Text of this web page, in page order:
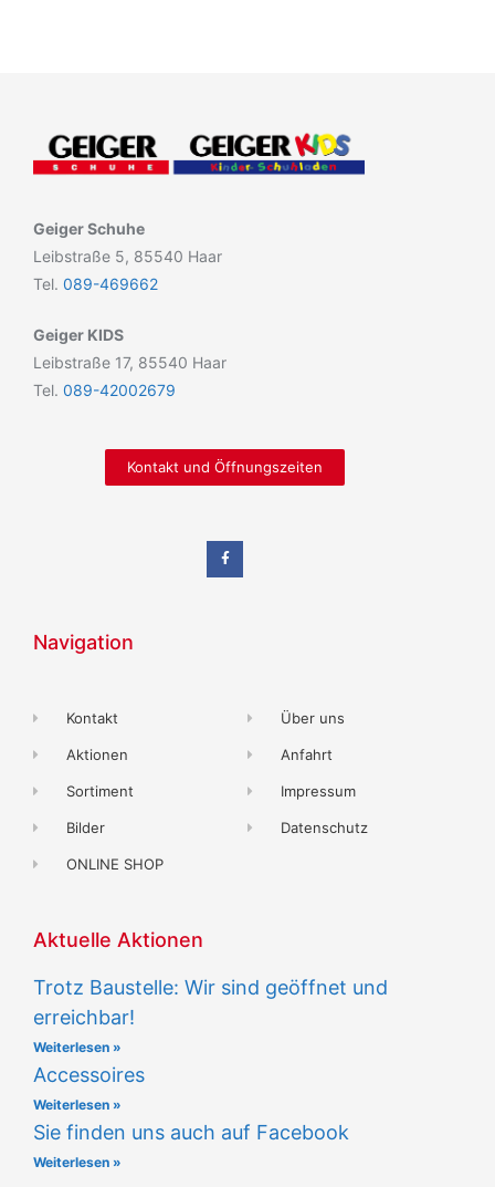
Geiger Schuhe
Leibstraße 5, 85540 Haar
Tel. 089-469662
Geiger KIDS
Leibstraße 17, 85540 Haar
Tel. 089-42002679
Kontakt und Öffnungszeiten
Navigation
Kontakt
Aktionen
Sortiment
Bilder
ONLINE SHOP
Über uns
Anfahrt
Impressum
Datenschutz
Aktuelle Aktionen
Trotz Baustelle: Wir sind geöffnet und
erreichbar!
Weiterlesen »
Accessoires
Weiterlesen »
Sie finden uns auch auf Facebook
Weiterlesen »